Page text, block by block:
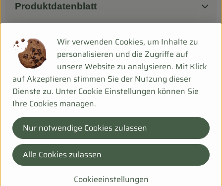
Produktdatenblatt
Herkunft
Hersteller: Erntesegen
Deutschland
Hügli Nahrungsmittel GmbH
Wir verwenden Cookies, um Inhalte zu
personalisieren und die Zugriffe auf
unsere Website zu analysieren. Mit Klick
auf Akzeptieren stimmen Sie der Nutzung dieser
Dienste zu. Unter Cookie Einstellungen können Sie
Ihre Cookies managen.
Cookieeinstellungen
Nur notwendige Cookies zulassen
Alle Cookies zulassen